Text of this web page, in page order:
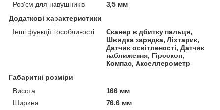
Роз'єм для навушників
3,5 мм
Додаткові характеристики
Інші функції і особливості
Сканер відбитку пальця,
Швидка зарядка, Ліхтарик,
Датчик освітленості, Датчик
наближення, Гіроскоп,
Компас, Акселлерометр
Габаритні розміри
Висота
166 мм
Ширина
76.6 мм